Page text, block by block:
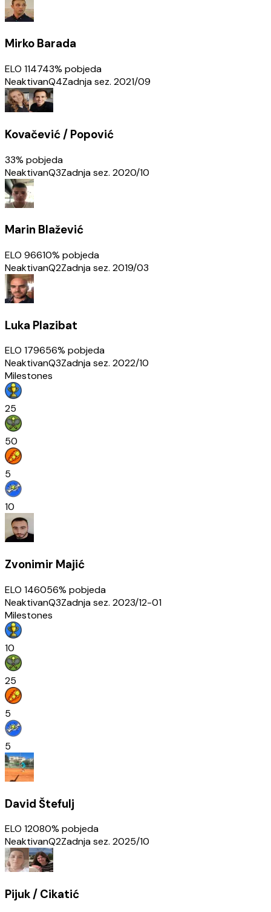
Mirko Barada
ELO 114743% pobjeda
NeaktivanQ4Zadnja sez. 2021/09
Kovačević / Popović
33% pobjeda
NeaktivanQ3Zadnja sez. 2020/10
Marin Blažević
ELO 96610% pobjeda
NeaktivanQ2Zadnja sez. 2019/03
Luka Plazibat
ELO 179656% pobjeda
NeaktivanQ3Zadnja sez. 2022/10
Milestones
25
50
5
10
Zvonimir Majić
ELO 146056% pobjeda
NeaktivanQ3Zadnja sez. 2023/12-01
Milestones
10
25
5
5
David Štefulj
ELO 12080% pobjeda
NeaktivanQ2Zadnja sez. 2025/10
Pijuk / Cikatić